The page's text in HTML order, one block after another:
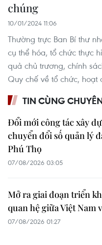
chúng
10/01/2024 11:06
Thường trực Ban Bí thư
cụ thể hóa, tổ chức thực
quả chủ trương, chính
Quy chế về tổ chức, hoạt
TIN CÙNG
Đổi mới công tác xây
chuyển đổi số quản lý
Phú Thọ
07/08/2026 03:05
Mở ra giai đoạn triển
quan hệ giữa Việt Nam
07/08/2026 01:27